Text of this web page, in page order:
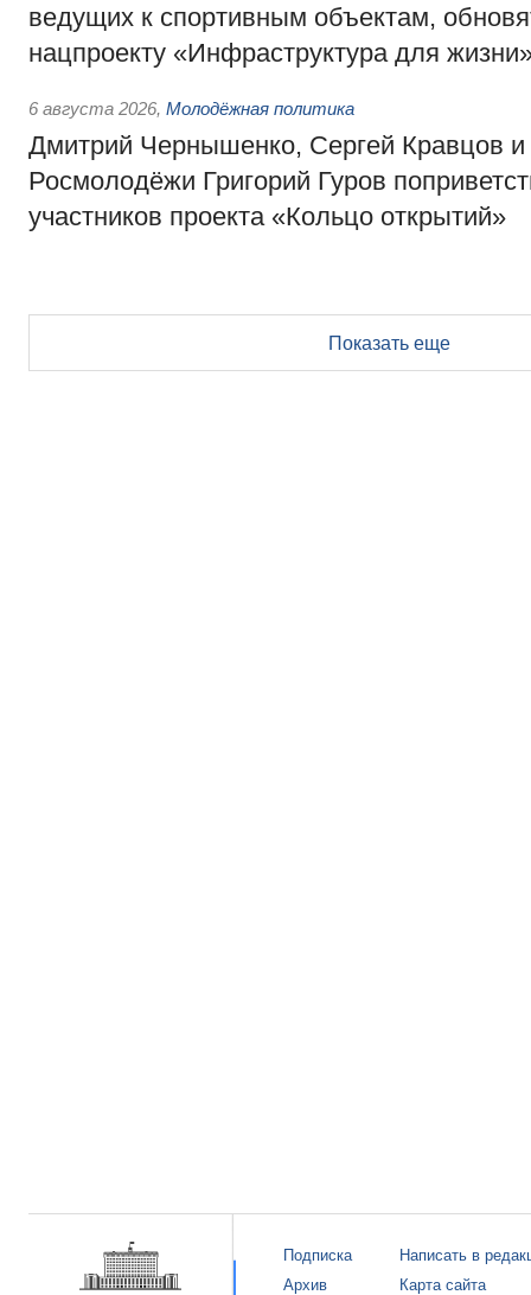
ведущих к спортивным объектам,
нацпроекту «Инфраструктура для
6 августа 2026, Молодёжная политика
Дмитрий Чернышенко, Сергей Кравцов и
Росмолодёжи Григорий Гуров
участников проекта «Кольцо открытий»
Показать еще
Подписка
Архив
Написать в
Карта сайта